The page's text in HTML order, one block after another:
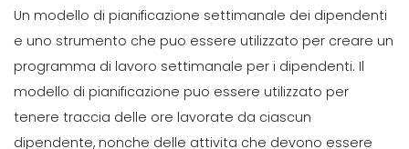
I vantaggi di una Solid Work
Schedule App
Michelle Jaco Oct 12, 2020
Management
Perche utilizzare un'app di
programmazione e piu redditizio per
Michelle Jaco Oct 12, 2020
Management
Un modello di pianificazione settimanale dei dipendenti
e uno strumento che puo essere utilizzato per creare un
programma di lavoro settimanale per i dipendenti. Il
modello di pianificazione puo essere utilizzato per
tenere traccia delle ore lavorate da ciascun
dipendente, nonche delle attivita che devono essere